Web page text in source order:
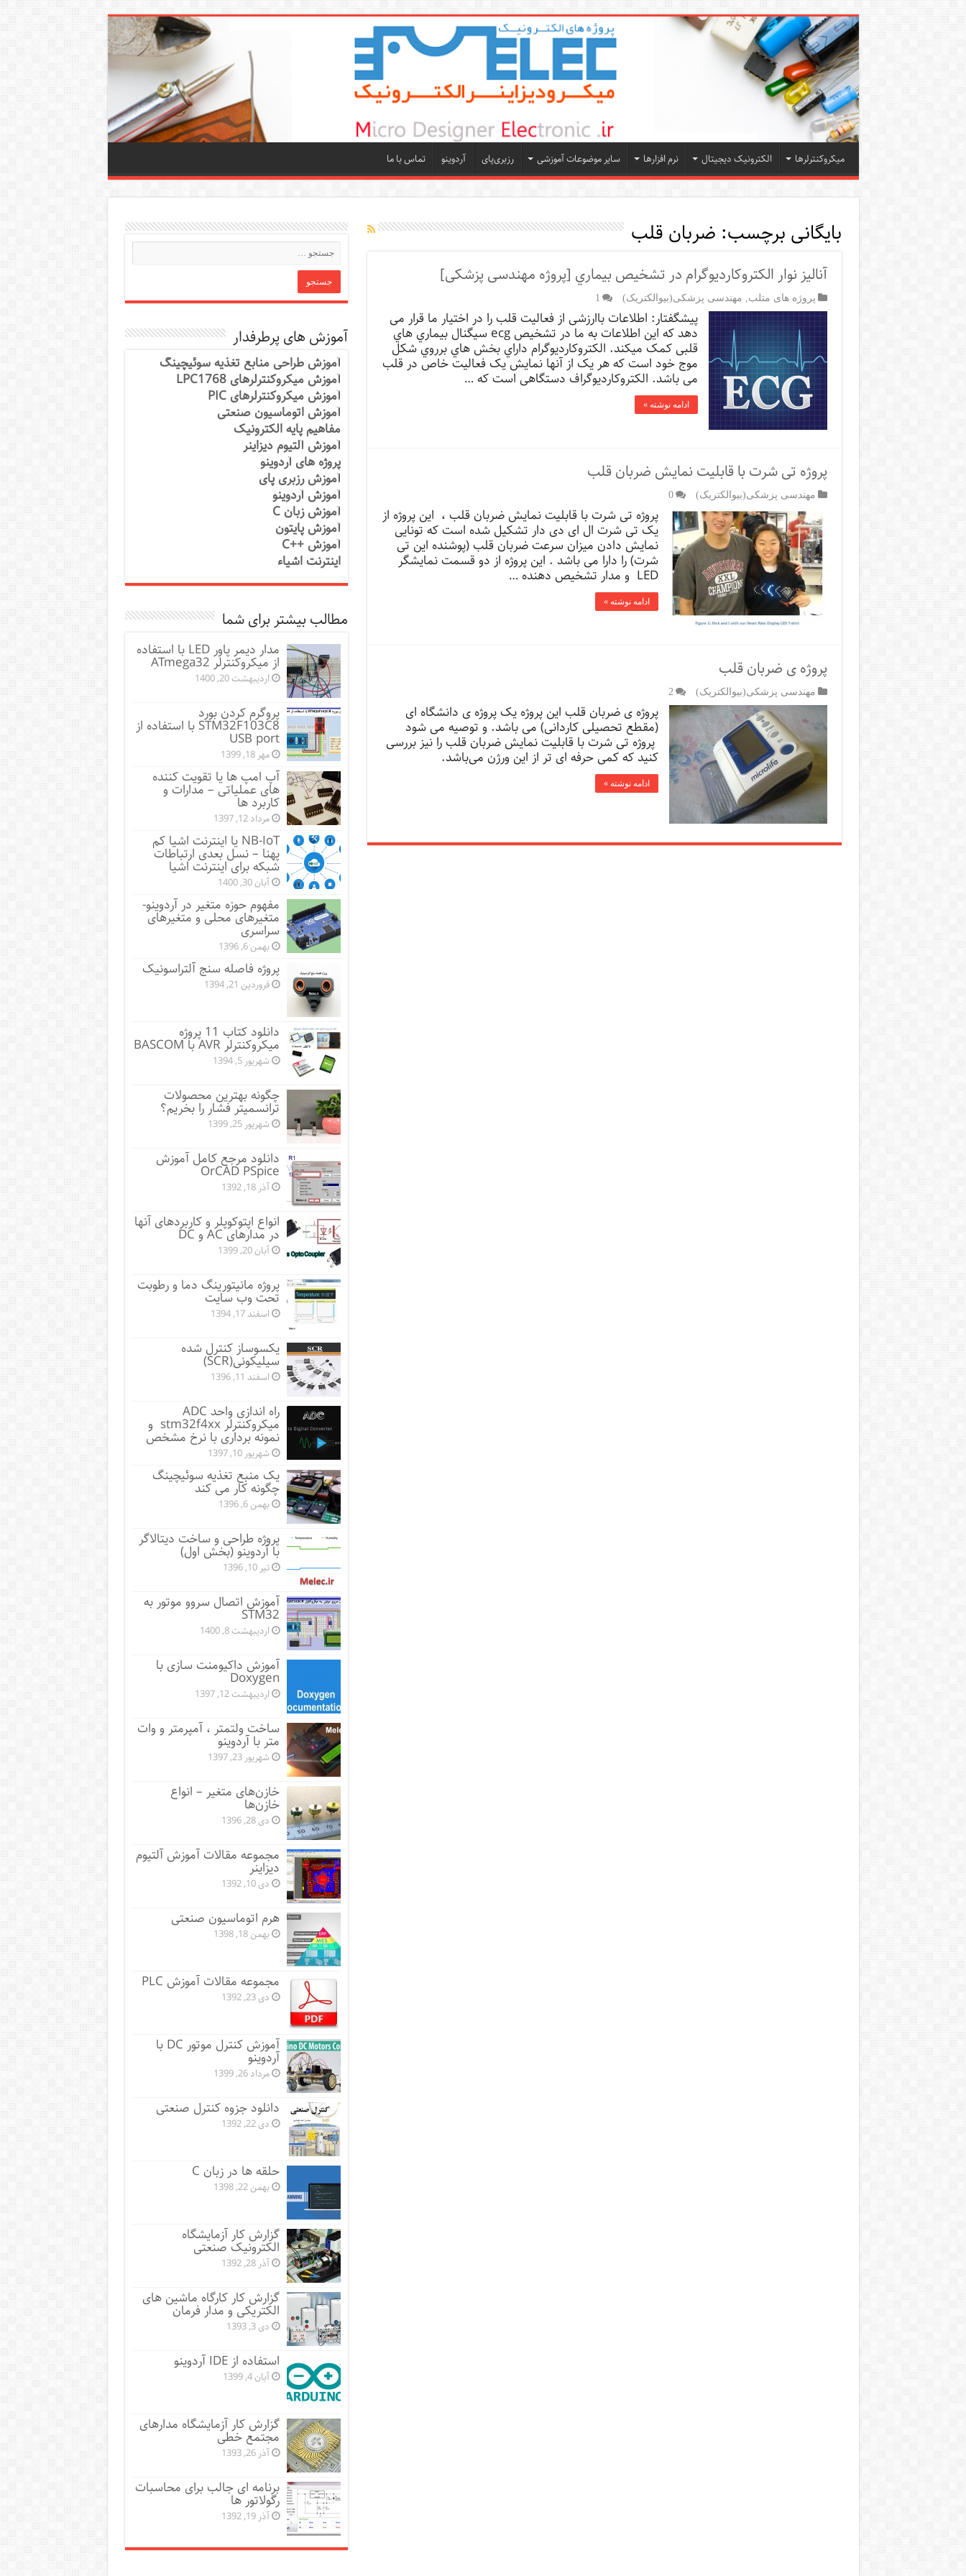
میکروکنترلرها الکترونیک دیجیتال نرم افزارها سایر موضوعات آموزشی رزبری‌پای آردوینو تماس با ما
بایگانی برچسب: ضربان قلب
آنالیز نوار الکتروکاردیوگرام در تشخیص بیماري [پروژه مهندسی پزشکی]
پروژه های متلب مهندسی پزشکی(بیوالکتریک) 1
پیشگفتار: اطلاعات باارزشی از فعالیت قلب را در اختیار ما قرار می
دهد که این اطلاعات به ما در تشخیص ecg سیگنال بیماري هاي
قلبی کمک میکند. الکتروکاردیوگرام داراي بخش هاي برروي شکل
موج خود است که هر یک از آنها نمایش یک فعالیت خاص در قلب
می باشد. الکتروکاردیوگراف دستگاهی است که …
ادامه نوشته »
پروژه تی شرت با قابلیت نمایش ضربان قلب
مهندسی پزشکی(بیوالکتریک) 0
پروژه تی شرت با قابلیت نمایش ضربان قلب ، این پروژه از
یک تی شرت ال ای دی دار تشکیل شده است که تونایی
نمایش دادن میزان سرعت ضربان قلب (پوشنده این تی
شرت) را دارا می باشد . این پروژه از دو قسمت نمایشگر
LED و مدار تشخیص دهنده …
ادامه نوشته »
پروژه ی ضربان قلب
مهندسی پزشکی(بیوالکتریک) 2
پروژه ی ضربان قلب این پروژه یک پروژه ی دانشگاه ای
(مقطع تحصیلی کاردانی) می باشد. و توصیه می شود
پروژه تی شرت با قابلیت نمایش ضربان قلب را نیز بررسی
کنید که کمی حرفه ای تر از این ورژن می‌باشد.
ادامه نوشته »
آموزش های پرطرفدار
آموزش طراحی منابع تغذیه سوئیچینگ
آموزش میکروکنترلرهای LPC1768
آموزش میکروکنترلرهای PIC
آموزش اتوماسیون صنعتی
مفاهیم پایه الکترونیک
آموزش آلتیوم دیزاینر
پروژه های آردوینو
آموزش رزبری پای
آموزش آردوینو
آموزش زبان C
آموزش پایتون
آموزش ++C
اینترنت اشیاء
مطالب بیشتر برای شما
مدار دیمر پاور LED با استفاده
از میکروکنترلر ATmega32
اردیبهشت 20, 1400
پروگرم کردن بورد
STM32F103C8 با استفاده از
USB port
مهر 18, 1399
آپ امپ ها یا تقویت کننده
های عملیاتی – مدارات و
کاربرد ها
مرداد 12, 1397
NB-IoT یا اینترنت اشیا کم
پهنا – نسل بعدی ارتباطات
شبکه برای اینترنت اشیا
آبان 30, 1400
مفهوم حوزه متغیر در آردوینو-
متغیرهای محلی و متغیرهای
سراسری
بهمن 6, 1396
پروژه فاصله سنج آلتراسونیک
فروردین 21, 1394
دانلود کتاب 11 پروژه
میکروکنترلر AVR با BASCOM
شهریور 5, 1394
چگونه بهترین محصولات
ترانسمیتر فشار را بخریم؟
شهریور 25, 1399
دانلود مرجع کامل آموزش
OrCAD PSpice
آذر 18, 1392
انواع اپتوکوپلر و کاربردهای آنها
در مدارهای AC و DC
آبان 20, 1399
پروژه مانيتورينگ دما و رطوبت
تحت وب سایت
اسفند 17, 1394
یکسوساز کنترل شده
سیلیکونی(SCR)
اسفند 11, 1396
راه اندازی واحد ADC
میکروکنترلر stm32f4xx و
نمونه برداری با نرخ مشخص
شهریور 10, 1397
یک منبع تغذیه سوئیچینگ
چگونه کار می کند
بهمن 6, 1396
پروژه طراحی و ساخت دیتالاگر
با آردوینو (بخش اول)
تیر 10, 1396
آموزش اتصال سروو موتور به
STM32
اردیبهشت 8, 1400
آموزش داکیومنت سازی با
Doxygen
اردیبهشت 12, 1397
ساخت ولتمتر ، آمپرمتر و وات
متر با آردوینو
شهریور 23, 1397
خازن‌های متغیر – انواع
خازن‌ها
دی 28, 1396
مجموعه مقالات آموزش آلتیوم
دیزاینر
دی 10, 1392
هرم اتوماسیون صنعتی
بهمن 18, 1398
مجموعه مقالات آموزش PLC
دی 23, 1392
آموزش کنترل موتور DC با
آردوینو
مرداد 26, 1399
دانلود جزوه کنترل صنعتی
دی 22, 1392
حلقه ها در زبان C
بهمن 22, 1398
گزارش کار آزمایشگاه
الکترونیک صنعتی
آذر 28, 1392
گزارش کار کارگاه ماشین های
الکتریکی و مدار فرمان
دی 3, 1393
استفاده از IDE آردوینو
آبان 4, 1399
گزارش کار آزمایشگاه مدارهای
مجتمع خطی
آذر 26, 1393
برنامه ای جالب برای محاسبات
رگولاتور ها
آذر 19, 1392